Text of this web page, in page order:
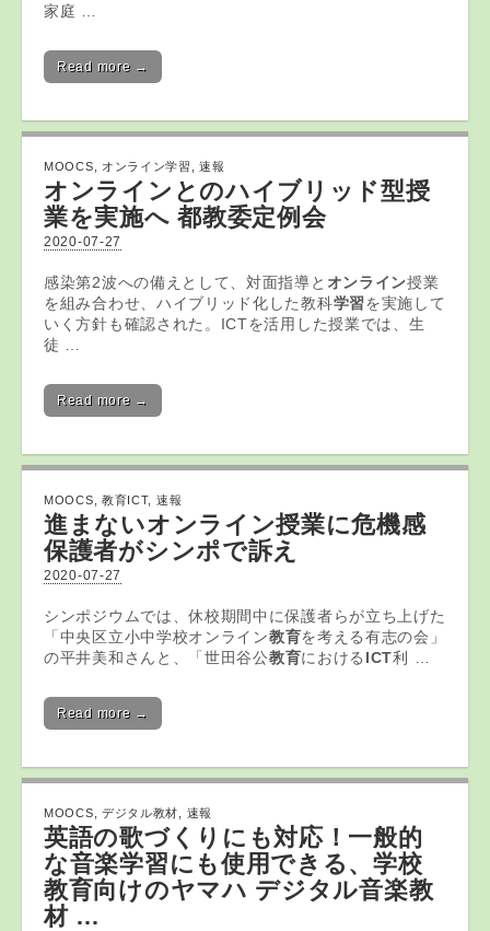
家庭 …
Read more →
MOOCS オンライン学習 ,速報
オンライン とのハイブリッド型授
業を実施へ 都教委定例会
2020-07-27
感染第2波への備えとして、対面指導と オンライン授業
を組み合わせ、ハイブリッド化した教科学習を実施して
いく方針も確認された。ICTを活用した授業では、生
徒 …
Read more →
MOOCS 教育ICT, 速報
進まないオンライン授業に危機感
保護者がシンポで訴え
2020-07-27
シンポジウムでは、休校期間中に保護者らが立ち上げた
「中央区立小中学校オンライン教育を考える有志の会」
の平井美和さんと、「世田谷公教育における ICT利 …
Read more →
MOOCS デジタル教材 速報
英語の歌づくりにも対応！一般的
な音楽学習にも使用できる、学校
教育向けのヤマハ デジタル音楽教
材…